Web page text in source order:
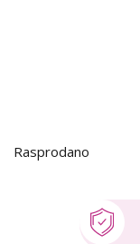
Rasprodano